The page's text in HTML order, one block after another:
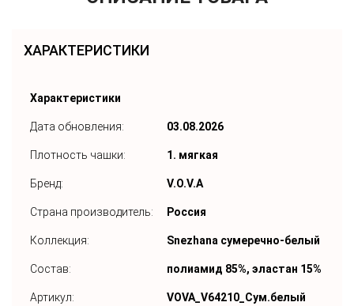
ХАРАКТЕРИСТИКИ
Характеристики
Дата обновления: 03.08.2026
Плотность чашки: 1. мягкая
Бренд: V.O.V.A
Страна производитель: Россия
Коллекция: Snezhana сумеречно-белый
Состав: полиамид 85%, эластан 15%
Артикул: VOVA_V64210_Сум.белый